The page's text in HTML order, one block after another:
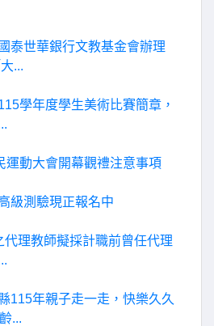
泰世華銀行文教基金會辦理
...
學年度學生美術比賽簡章，
運動大會開幕觀禮注意事項
級測驗現正報名中
代理教師擬採計職前曾任代理
115年親子走一走，快樂久久
...